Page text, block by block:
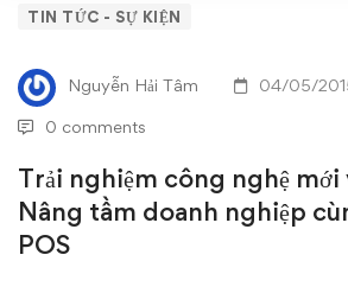
Trải
nghiệm
công
nghệ
mới
TIN TỨC - SỰ KIỆN
Nguyễn Hải Tâm 04/05/
0 comments
Trải nghiệm công nghệ mới
Nâng tầm doanh nghiệp
POS